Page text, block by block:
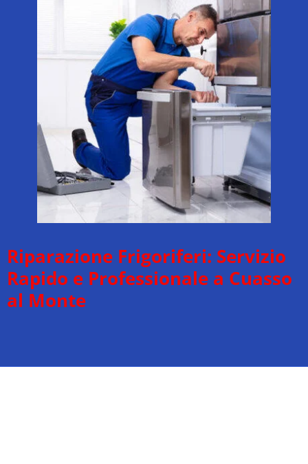
Riparazione Frigoriferi: Servizio
Rapido e Professionale a Cuasso
al Monte